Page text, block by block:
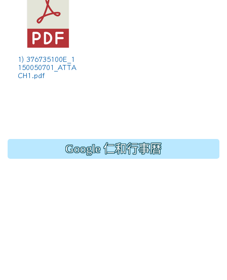
1) 376735100E_1
150050701_ATTA
CH1.pdf
Google 仁和行事曆